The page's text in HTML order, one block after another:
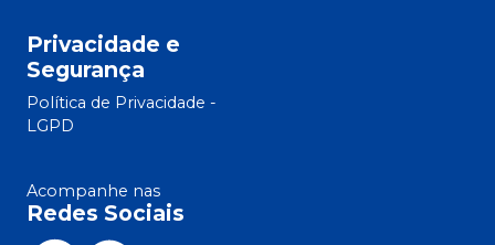
Privacidade e
Segurança
Política de Privacidade -
LGPD
Acompanhe nas
Redes Sociais